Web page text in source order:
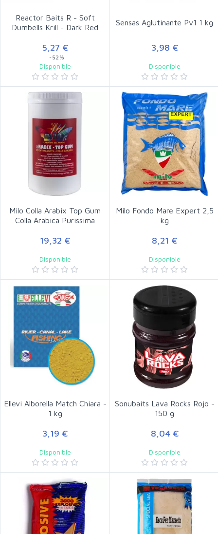
Reactor Baits R - Soft
Dumbells Krill - Dark Red
5,27 €
-52%
Disponible
Sensas Aglutinante Pv1 1 kg
3,98 €
Disponible
Milo Colla Arabix Top Gum
Colla Arabica Purissima
19,32 €
Disponible
Milo Fondo Mare Expert 2,5
kg
8,21 €
Disponible
Ellevi Alborella Match Chiara -
1 kg
3,19 €
Disponible
Sonubaits Lava Rocks Rojo -
150 g
8,04 €
Disponible